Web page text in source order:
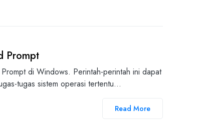
Prompt
di Windows. Perintah-perintah ini dapat
tugas sistem operasi tertentu…
Read More